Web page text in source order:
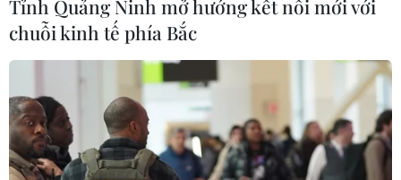
Cộng đồng người Việt tại Campuchia
thành kính tri ân các anh hùng liệt sỹ
Kiều bào tại Đức tổ chức Lễ cầu siêu,
Tỉnh Quảng Ninh mở hướng kết nối mới với
chuỗi kinh tế phía Bắc